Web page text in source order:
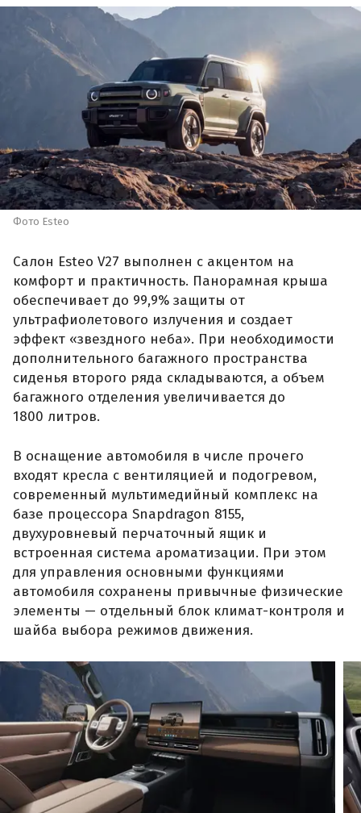
Фото Esteo
Салон Esteo V27 выполнен с акцентом на
комфорт и практичность. Панорамная крыша
обеспечивает до 99,9% защиты от
ультрафиолетового излучения и создает
эффект «звездного неба». При необходимости
дополнительного багажного пространства
сиденья второго ряда складываются, а объем
багажного отделения увеличивается до
1800 литров.
В оснащение автомобиля в числе прочего
входят кресла с вентиляцией и подогревом,
современный мультимедийный комплекс на
базе процессора Snapdragon 8155,
двухуровневый перчаточный ящик и
встроенная система ароматизации. При этом
для управления основными функциями
автомобиля сохранены привычные физические
элементы — отдельный блок климат-контроля и
шайба выбора режимов движения.